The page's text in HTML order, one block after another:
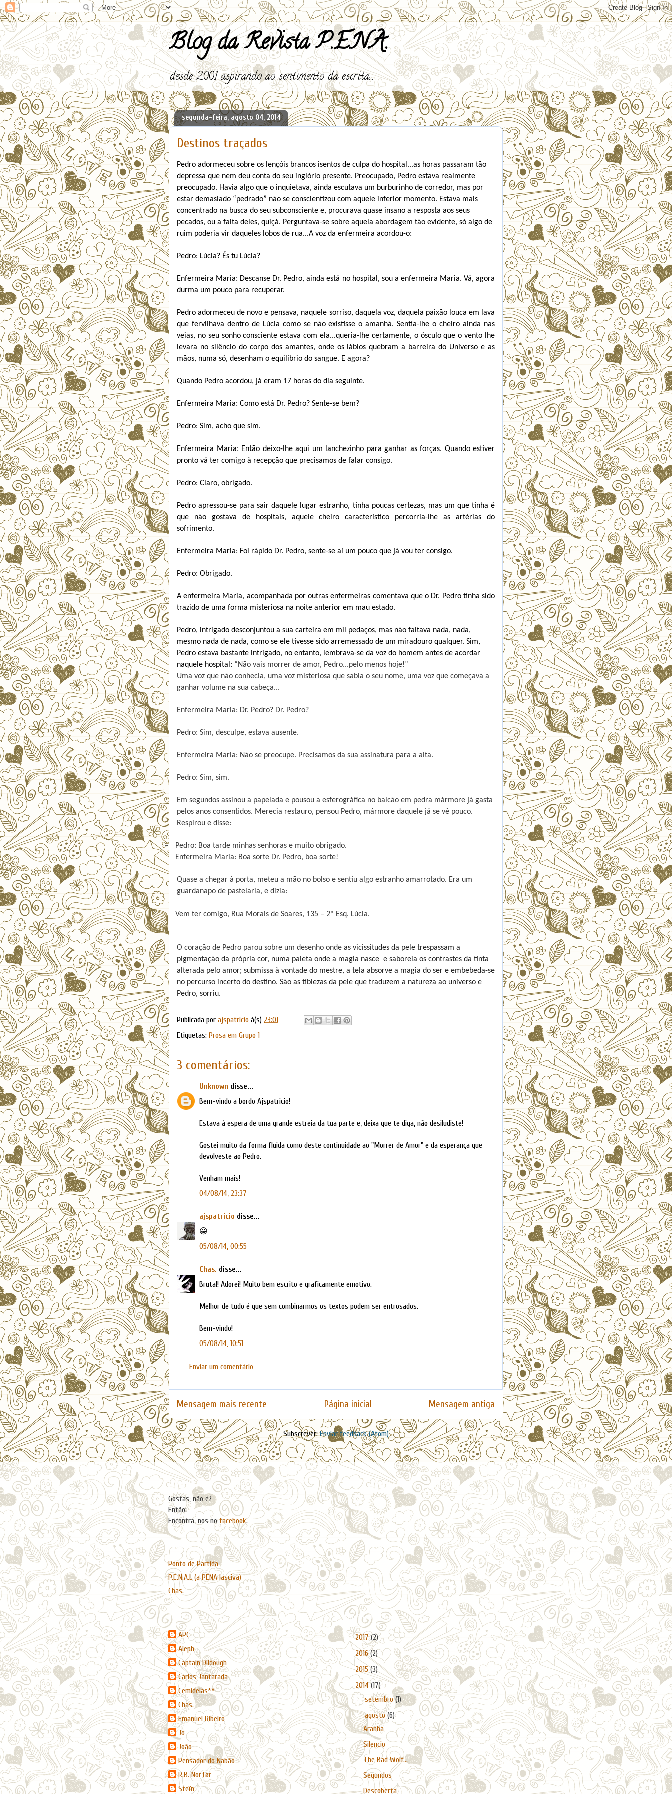
Blog da Revista P.E.N.A.
desde 2001 aspirando ao sentimento da escrita...
segunda-feira, agosto 04, 2014
Destinos traçados
Pedro adormeceu sobre os lençóis brancos isentos de culpa do hospital...as horas passaram tão
depressa que nem deu conta do seu inglório presente. Preocupado, Pedro estava realmente
preocupado. Havia algo que o inquietava, ainda escutava um burburinho de corredor, mas por
estar demasiado “pedrado” não se conscientizou com aquele inferior momento. Estava mais
concentrado na busca do seu subconsciente e, procurava quase insano a resposta aos seus
pecados, ou a falta deles, quiçá. Perguntava-se sobre aquela abordagem tão evidente, só algo de
ruim poderia vir daqueles lobos de rua...A voz da enfermeira acordou-o:
Pedro: Lúcia? És tu Lúcia?
Enfermeira Maria: Descanse Dr. Pedro, ainda está no hospital, sou a enfermeira Maria. Vá, agora
durma um pouco para recuperar.
Pedro adormeceu de novo e pensava, naquele sorriso, daquela voz, daquela paixão louca em lava
que fervilhava dentro de Lúcia como se não existisse o amanhã. Sentia-lhe o cheiro ainda nas
veias, no seu sonho consciente estava com ela...queria-lhe certamente, o ósculo que o vento lhe
levara no silêncio do corpo dos amantes, onde os lábios quebram a barreira do Universo e as
mãos, numa só, desenham o equilíbrio do sangue. E agora?
Quando Pedro acordou, já eram 17 horas do dia seguinte.
Enfermeira Maria: Como está Dr. Pedro? Sente-se bem?
Pedro: Sim, acho que sim.
Enfermeira Maria: Então deixo-lhe aqui um lanchezinho para ganhar as forças. Quando estiver
pronto vá ter comigo à recepção que precisamos de falar consigo.
Pedro: Claro, obrigado.
Pedro apressou-se para sair daquele lugar estranho, tinha poucas certezas, mas um que tinha é
que não gostava de hospitais, aquele cheiro característico percorria-lhe as artérias do
sofrimento.
Enfermeira Maria: Foi rápido Dr. Pedro, sente-se aí um pouco que já vou ter consigo.
Pedro: Obrigado.
A enfermeira Maria, acompanhada por outras enfermeiras comentava que o Dr. Pedro tinha sido
trazido de uma forma misteriosa na noite anterior em mau estado.
Pedro, intrigado desconjuntou a sua carteira em mil pedaços, mas não faltava nada, nada,
mesmo nada de nada, como se ele tivesse sido arremessado de um miradouro qualquer. Sim,
Pedro estava bastante intrigado, no entanto, lembrava-se da voz do homem antes de acordar
naquele hospital: “Não vais morrer de amor, Pedro...pelo menos hoje!”
Uma voz que não conhecia, uma voz misteriosa que sabia o seu nome, uma voz que começava a
ganhar volume na sua cabeça...
Enfermeira Maria: Dr. Pedro? Dr. Pedro?
Pedro: Sim, desculpe, estava ausente.
Enfermeira Maria: Não se preocupe. Precisamos da sua assinatura para a alta.
Pedro: Sim, sim.
Em segundos assinou a papelada e pousou a esferográfica no balcão em pedra mármore já gasta
pelos anos consentidos. Merecia restauro, pensou Pedro, mármore daquele já se vê pouco.
Respirou e disse:
- Pedro: Boa tarde minhas senhoras e muito obrigado.
- Enfermeira Maria: Boa sorte Dr. Pedro, boa sorte!
Quase a chegar à porta, meteu a mão no bolso e sentiu algo estranho amarrotado. Era um
guardanapo de pastelaria, e dizia:
- Vem ter comigo, Rua Morais de Soares, 135 – 2º Esq. Lúcia.
O coração de Pedro parou sobre um desenho onde as vicissitudes da pele trespassam a
pigmentação da própria cor, numa paleta onde a magia nasce e saboreia os contrastes da tinta
alterada pelo amor; submissa à vontade do mestre, a tela absorve a magia do ser e embebeda-se
no percurso incerto do destino. São as tibiezas da pele que traduzem a natureza ao universo e
Pedro, sorriu.
Publicada por ajspatricio à(s) 23:01
Etiquetas: Prosa em Grupo 1
3 comentários:
Unknown disse...
Bem-vindo a bordo Ajspatricio!
Estava à espera de uma grande estreia da tua parte e, deixa que te diga, não desiludiste!
Gostei muito da forma fluida como deste continuidade ao "Morrer de Amor" e da esperança que
devolveste ao Pedro.
Venham mais!
04/08/14, 23:37
ajspatricio disse...
😀
05/08/14, 00:55
Chas. disse...
Brutal! Adorei! Muito bem escrito e graficamente emotivo.
Melhor de tudo é que sem combinarmos os textos podem ser entrosados.
Bem-vindo!
05/08/14, 10:51
Enviar um comentário
Mensagem mais recente Mensagem antiga
Página inicial
Subscrever:Enviar feedback (Atom)
Facebook
Gostas, não é?
Então:
Encontra-nos nofacebook.
Páginas
Ponto de Partida
P.E.N.A.L (a PENA lasciva)
Chas.
Contribuidores
APC
Aleph
Captain Dildough
Carlos Jantarada
Cemideias**
Chas.
Emanuel Ribeiro
Jo
João
Pensador do Nabão
R.B. NorTør
Steïn
Arquivo do blogue
►2017(2)
2016(2)
►2015(3)
▼ 2014(17)
►setembro(1)
▼agosto(6)
Aranha
Silencio
The Bad Wolf...
Segundos
Descoberta